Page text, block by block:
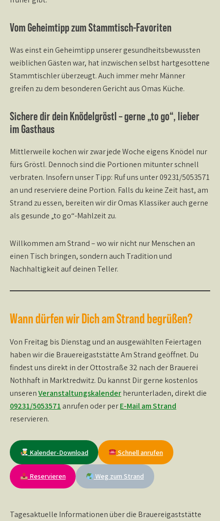
Vom Geheimtipp zum Stammtisch-Favoriten
Was einst ein Geheimtipp unserer gesundheitsbewussten
weiblichen Gästen war, hat inzwischen selbst hartgesottene
Stammtischler überzeugt. Auch immer mehr Männer
greifen zu dem besonderen Gericht aus Omas Küche.
Sichere dir dein Knödelgröstl – gerne „to go“, lieber
im Gasthaus
Mittlerweile kochen wir zwar jede Woche eigens Knödel nur
fürs Gröstl. Dennoch sind die Portionen mitunter schnell
verbraten. Insofern unser Tipp: Ruf uns unter 09231/5053571
an und reserviere deine Portion. Falls du keine Zeit hast, am
Strand zu essen, bereiten wir dir Omas Klassiker auch gerne
als gesunde „to go“-Mahlzeit zu.
Willkommen am Strand – wo wir nicht nur Menschen an
einen Tisch bringen, sondern auch Tradition und
Nachhaltigkeit auf deinen Teller.
Wann dürfen wir Dich am Strand begrüßen?
Von Freitag bis Dienstag und an ausgewählten Feiertagen
haben wir die Brauereigaststätte Am Strand geöffnet. Du
findest uns direkt in der Ottostraße 32 nach der Brauerei
Nothhaft in Marktredwitz. Du kannst Dir gerne kostenlos
unserenVeranstaltungskalenderherunterladen, direkt die
09231/5053571 anrufen oder perE-Mail am Strand
reservieren.
Kalender-Download Schnell anrufen
Reservieren Weg zum Strand
Tagesaktuelle Informationen über die Brauereigaststätte